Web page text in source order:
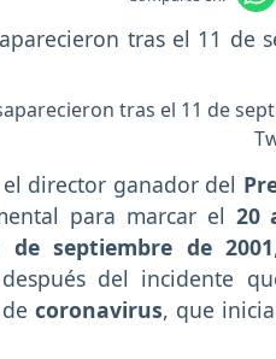
tras el 11 de
director ganador del
para marcar el 20
de septiembre de 2001
del incidente
coronavirus, que